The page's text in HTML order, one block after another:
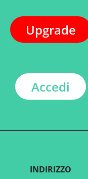
Upgrade
Accedi
INDIRIZZO